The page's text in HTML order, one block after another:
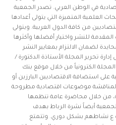
في الوطن العربي. تصدر الجمعية
العلمية المتميزة التي يتولى أعدادها
من كافة الدول العربية. ويتولى
للنشر واختيار أفضلها وأكثرها
لضمان الالتزام بمعايير النشر
تحرير المجلة الأستاذة الدكتورة /
الكترونياً من خلال موقع بنك
استضافة الاقتصاديين البارزين أو
لمناقشة موضوعات اقتصادية مطروحة
من خلال محاضرة عامة تنظمها
أيضاً نشرة الرباط بهدف
ع نشاطهم بشكل دوري. وتتمتع